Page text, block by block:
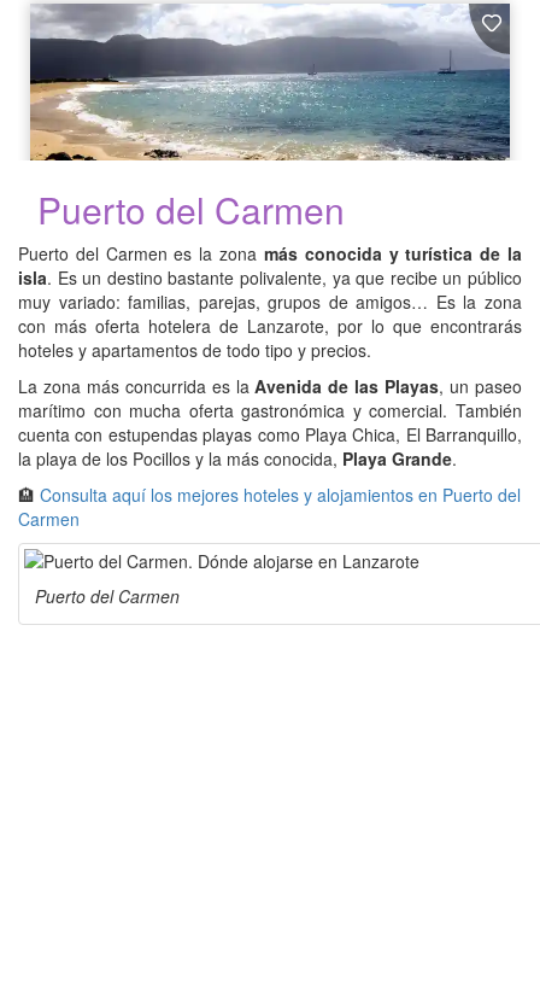
Puerto del Carmen
Puerto del Carmen es la zona más conocida y turística de la
isla. Es un destino bastante polivalente, ya que recibe un público
muy variado: familias, parejas, grupos de amigos… Es la zona
con más oferta hotelera de Lanzarote, por lo que encontrarás
hoteles y apartamentos de todo tipo y precios.
La zona más concurrida es laAvenida de las Playas, un paseo
marítimo con mucha oferta gastronómica y comercial. También
cuenta con estupendas playas como Playa Chica, El Barranquillo,
la playa de los Pocillos y la más conocida, Playa Grande.
🏨 Consulta aquí los mejores hoteles y alojamientos en Puerto del
Carmen
Puerto del Carmen